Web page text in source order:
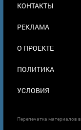
В
КОНТАКТЫ
РЕКЛАМА
О ПРОЕКТЕ
ПОЛИТИКА
УСЛОВИЯ
Перепечатка материалов